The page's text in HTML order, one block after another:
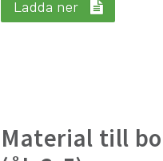
Ladda ner
Material till